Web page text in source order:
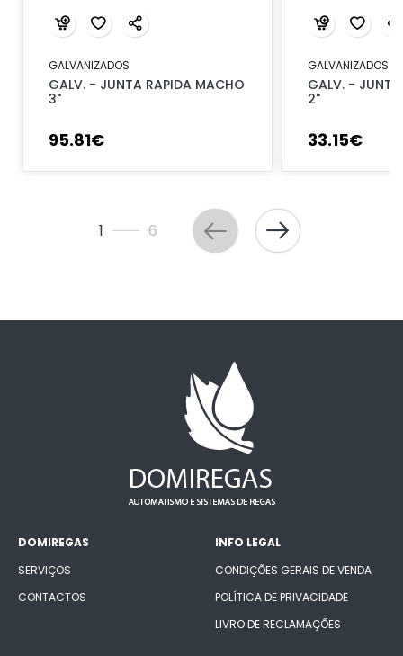
GALVANIZADOS
GALV. - JUNTA RAPIDA MACHO
3"
95.81€
GALVANIZADOS
GALV. - JUNTA
2"
33.15€
1 6
DOMIREGAS
SERVIÇOS
CONTACTOS
INFO LEGAL
CONDIÇÕES GERAIS DE VENDA
POLÍTICA DE PRIVACIDADE
LIVRO DE RECLAMAÇÕES